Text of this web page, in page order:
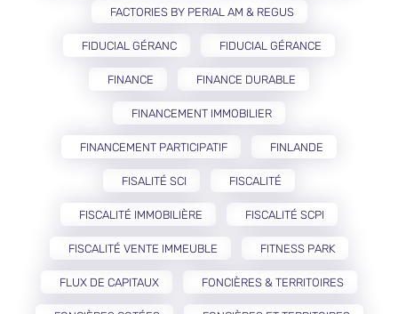
FACTORIES BY PERIAL AM & REGUS
FIDUCIAL GÉRANC FIDUCIAL GÉRANCE
FINANCE FINANCE DURABLE
FINANCEMENT IMMOBILIER
FINANCEMENT PARTICIPATIF FINLANDE
FISALITÉ SCI FISCALITÉ
FISCALITÉ IMMOBILIÈRE FISCALITÉ SCPI
FISCALITÉ VENTE IMMEUBLE FITNESS PARK
FLUX DE CAPITAUX FONCIÈRES & TERRITOIRES